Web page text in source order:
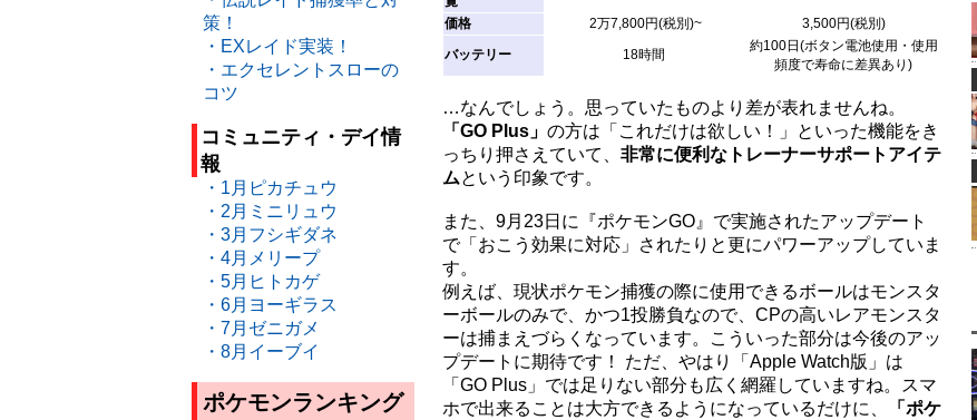
価格
2万7,800円(税別)~
3,500円(税別)
バッテリー
18時間
約100日(ボタン電池使用・使用
頻度で寿命に差異あり)
…なんでしょう。思っていたものより差が表れませんね。
「GO Plus」 の方は「これだけは欲しい！」といった機能をき
っちり押さえていて、 非常に便利なトレーナーサポートアイテ
ムという印象です。
また、9月23日に『ポケモンGO』で実施されたアップデート
で「おこう効果に対応」されたりと更にパワーアップしていま
す。
例えば、現状ポケモン捕獲の際に使用できるボールはモンスタ
ーボールのみで、かつ1投勝負なので、CPの高いレアモンスタ
ーは捕まえづらくなっています。こういった部分は今後のアッ
プデートに期待です！ ただ、やはり「Apple Watch版」は
「GO Plus」では足りない部分も広く網羅していますね。スマ
ホで出来ることは大方できるようになっているだけに、
「ポケ
策！
・EXレイド実装！
・エクセレントスローの
コツ
コミュニティ・デイ情
報
・1月ピカチュウ
・2月ミニリュウ
・3月フシギダネ
・4月メリープ
・5月ヒトカゲ
・6月ヨーギラス
・7月ゼニガメ
・8月イーブイ
ポケモンランキング